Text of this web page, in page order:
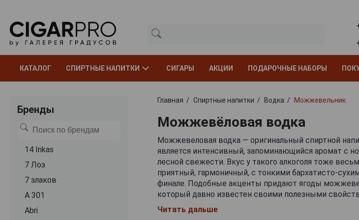
КАТАЛОГ СПИРТНЫЕ НАПИТКИ СИГАРЫ АКЦИИ ПОДАРОЧНЫЕ НАБОРЫ
Бренды
14 Inkas
7 Лоз
7 злаков
A 301
Abri
Главная Спиртные напитки Водка Можжевельник
Можжевёловая водка
Можжевеловая водка — оригинальный спиртной
является интенсивный, запоминающийся аромат с
лесной свежести. Вкус у такого алкоголя тоже
приятный, гармоничный, с тонкими бархатисто-
финале. Подобные акценты придают ягоды
который давно известен своими полезными
окуривали дома, изгоняя из них болезни и хвори, а
готовили целебные отвары и настойки — именно
Читать дальше